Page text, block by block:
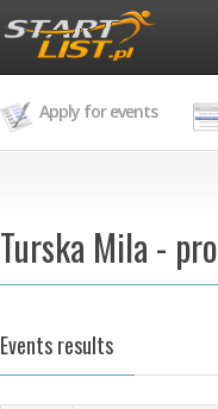
Apply for events
Turska Mila -
Events results